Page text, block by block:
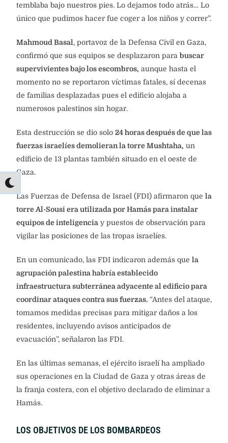
temblaba bajo nuestros pies. Lo dejamos todo atrás… Lo
único que pudimos hacer fue coger a los niños y correr”.
Mahmoud Basal , portavoz de la Defensa Civil en Gaza,
confirmó que sus equipos se desplazaron para buscar
supervivientes bajo los escombros, aunque hasta el
momento no se reportaron víctimas fatales, sí decenas
de familias desplazadas pues el edificio alojaba a
numerosos palestinos sin hogar.
Esta destrucción se dio solo 24 horas después de que las
fuerzas israelíes demolieran la torre Mushtaha, un
edificio de 13 plantas también situado en el oeste de
Gaza.
Las Fuerzas de Defensa de Israel (FDI) afirmaron que la
torre Al-Sousi era utilizada por Hamás para instalar
equipos de inteligencia y puestos de observación para
vigilar las posiciones de las tropas israelíes.
En un comunicado, las FDI indicaron además que la
agrupación palestina habría establecido
infraestructura subterránea adyacente al edificio para
coordinar ataques contra sus fuerzas. “Antes del ataque,
tomamos medidas precisas para mitigar daños a los
residentes, incluyendo avisos anticipados de
evacuación”, señalaron las FDI.
En las últimas semanas, el ejército israelí ha ampliado
sus operaciones en la Ciudad de Gaza y otras áreas de
la franja costera, con el objetivo declarado de eliminar a
Hamás.
LOS OBJETIVOS DE LOS BOMBARDEOS